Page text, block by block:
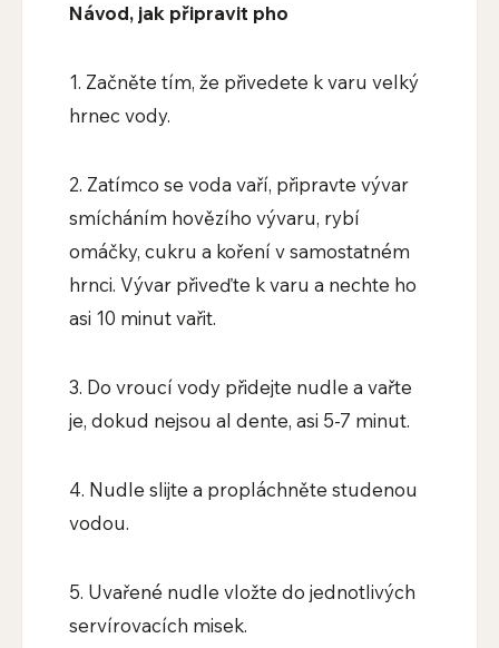
Návod, jak připravit pho
1. Začněte tím, že přivedete k varu velký
hrnec vody.
2. Zatímco se voda vaří, připravte vývar
smícháním hovězího vývaru, rybí
omáčky, cukru a koření v samostatném
hrnci. Vývar přiveďte k varu a nechte ho
asi 10 minut vařit.
3. Do vroucí vody přidejte nudle a vařte
je, dokud nejsou al dente, asi 5-7 minut.
4. Nudle slijte a propláchněte studenou
vodou.
5. Uvařené nudle vložte do jednotlivých
servírovacích misek.